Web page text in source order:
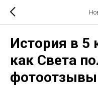
История в 5
как Света
фотоотзывы